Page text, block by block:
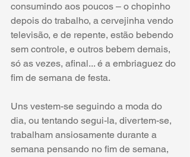
consumindo aos poucos – o chopinho
depois do trabalho, a cervejinha vendo
televisão, e de repente, estão bebendo
sem controle, e outros bebem demais,
só as vezes, afinal... é a embriaguez do
fim de semana de festa.
Uns vestem-se seguindo a moda do
dia, ou tentando segui-la, divertem-se,
trabalham ansiosamente durante a
semana pensando no fim de semana,